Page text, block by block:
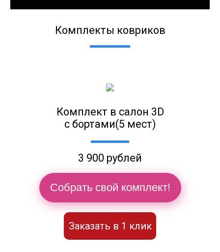
Комплекты ковриков
Комплект в салон 3D
с бортами(5 мест)
3 900 рублей
Собрать свой комплект!
Заказать в 1 клик